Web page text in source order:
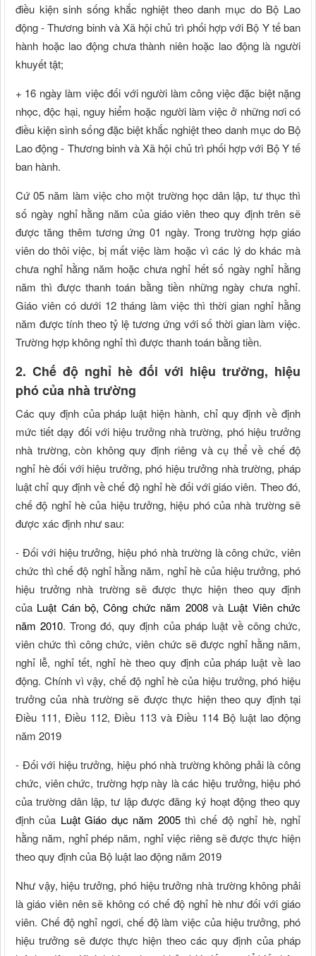
điều kiện sinh sống khắc nghiệt theo danh mục do Bộ Lao
động - Thương binh và Xã hội chủ trì phối hợp với Bộ Y tế ban
hành hoặc lao động chưa thành niên hoặc lao động là người
khuyết tật;
+ 16 ngày làm việc đối với người làm công việc đặc biệt nặng
nhọc, độc hại, nguy hiểm hoặc người làm việc ở những nơi có
điều kiện sinh sống đặc biệt khắc nghiệt theo danh mục do Bộ
Lao động - Thương binh và Xã hội chủ trì phối hợp với Bộ Y tế
ban hành.
Cứ 05 năm làm việc cho một trường học dân lập, tư thục thì
số ngày nghỉ hằng năm của giáo viên theo quy định trên sẽ
được tăng thêm tương ứng 01 ngày. Trong trường hợp giáo
viên do thôi việc, bị mất việc làm hoặc vì các lý do khác mà
chưa nghỉ hằng năm hoặc chưa nghỉ hết số ngày nghỉ hằng
năm thì được thanh toán bằng tiền những ngày chưa nghỉ.
Giáo viên có dưới 12 tháng làm việc thì thời gian nghỉ hằng
năm được tính theo tỷ lệ tương ứng với số thời gian làm việc.
Trường hợp không nghỉ thì được thanh toán bằng tiền.
2. Chế độ nghỉ hè đối với hiệu trưởng, hiệu
phó của nhà trường
Các quy định của pháp luật hiện hành, chỉ quy định về định
mức tiết dạy đối với hiệu trưởng nhà trường, phó hiệu trưởng
nhà trường, còn không quy định riêng và cụ thể về chế độ
nghỉ hè đối với hiệu trưởng, phó hiệu trưởng nhà trường, pháp
luật chỉ quy định về chế độ nghỉ hè đối với giáo viên. Theo đó,
chế độ nghỉ hè của hiệu trưởng, hiệu phó của nhà trường sẽ
được xác định như sau:
- Đối với hiệu trưởng, hiệu phó nhà trường là công chức, viên
chức thì chế độ nghỉ hằng năm, nghỉ hè của hiệu trưởng, phó
hiệu trưởng nhà trường sẽ được thực hiện theo quy định
của Luật Cán bộ, Công chức năm 2008và Luật Viên chức
năm 2010. Trong đó, quy định của pháp luật về công chức,
viên chức thì công chức, viên chức sẽ được nghỉ hằng năm,
nghỉ lễ, nghỉ tết, nghỉ hè theo quy định của pháp luật về lao
động. Chính vì vậy, chế độ nghỉ hè của hiệu trưởng, phó hiệu
trưởng của nhà trường sẽ được thực hiện theo quy định tại
Điều 111, Điều 112, Điều 113 và Điều 114 Bộ luật lao động
năm 2019
- Đối với hiệu trưởng, hiệu phó nhà trường không phải là công
chức, viên chức, trường hợp này là các hiệu trưởng, hiệu phó
của trường dân lập, tư lập được đăng ký hoạt động theo quy
định của Luật Giáo dục năm 2005thì chế độ nghỉ hè, nghỉ
hằng năm, nghỉ phép năm, nghỉ việc riêng sẽ được thực hiện
theo quy định của Bộ luật lao động năm 2019
Như vậy, hiệu trưởng, phó hiệu trưởng nhà trường không phải
là giáo viên nên sẽ không có chế độ nghỉ hè như đối với giáo
viên. Chế độ nghỉ ngơi, chế độ làm việc của hiệu trưởng, phó
hiệu trưởng sẽ được thực hiện theo các quy định của pháp